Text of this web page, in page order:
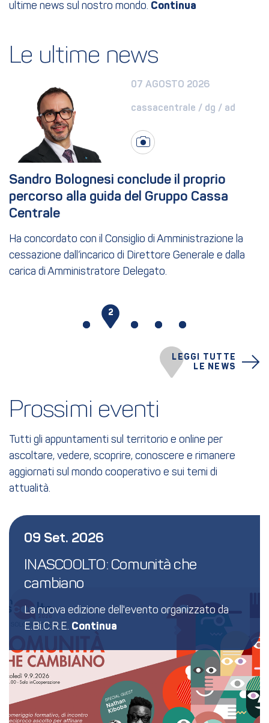
ultime news sul nostro mondo.
Le ultime news
LEGGI TUTTE
LE NEWS
07 AGOSTO 2026
cassacentrale / dg / ad
Sandro Bolognesi conclude il proprio
percorso alla guida del Gruppo Cassa
Centrale
Ha concordato con il Consiglio di Amministrazione la
cessazione dall’incarico di Direttore Generale e dalla
carica di Amministratore Delegato.
2
Prossimi eventi
Tutti gli appuntamenti sul territorio e online per
ascoltare, vedere, scoprire, conoscere e rimanere
aggiornati sul mondo cooperativo e sui temi di
attualità.
09 Set. 2026
INASCOOLTO: Comunità che
cambiano
La nuova edizione dell'evento organizzato da
E.Bi.C.R.E.